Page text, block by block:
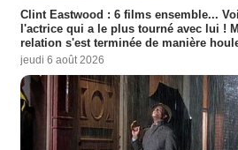
Clint Eastwood : 6 films ensemble...
l'actrice qui a le plus tourné avec lui !
relation s'est terminée de manière
jeudi 6 août 2026